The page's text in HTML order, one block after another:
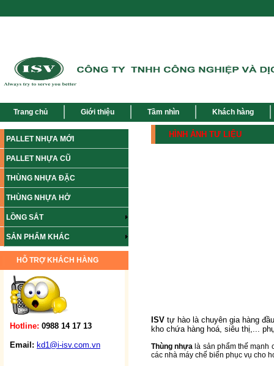
Trang chủ Giới thiệu Tầm nhìn Khách hàng
PALLET NHỰA MỚI
PALLET NHỰA CŨ
THÙNG NHỰA ĐẶC
THÙNG NHỰA HỞ
LỒNG SẮT
SẢN PHẨM KHÁC
HỖ TRỢ KHÁCH HÀNG
Hotline: 0988 14 17 13
Email: kd1@i-isv.com.vn
HÌNH ẢNH TƯ LIỆU
ISV tự hào là chuyên gia hàng
kho chứa hàng hoá, siêu thị,...
Thùng nhựa là sản phẩm thế mạnh
các nhà máy chế biến phục vụ cho